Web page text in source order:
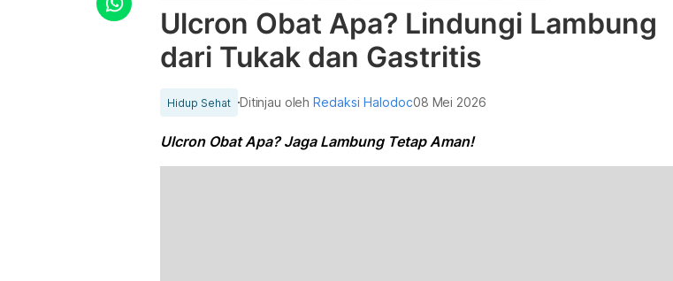
Ulcron Obat Apa? Lindungi Lambung
dari Tukak dan Gastritis
Hidup Sehat Ditinjau olehRedaksi Halodoc08 Mei 2026
Ulcron Obat Apa? Jaga Lambung Tetap Aman!